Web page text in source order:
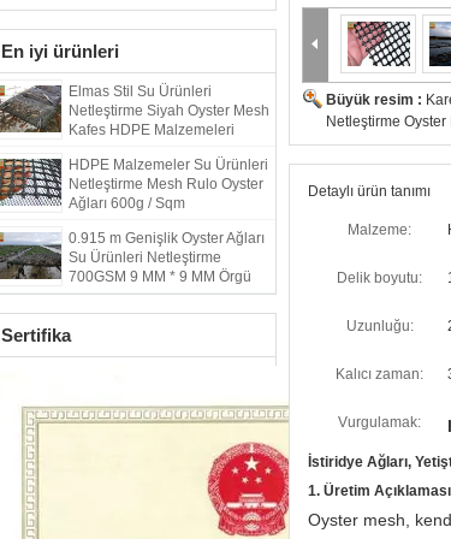
En iyi ürünleri
Elmas Stil Su Ürünleri
Netleştirme Siyah Oyster Mesh
Kafes HDPE Malzemeleri
HDPE Malzemeler Su Ürünleri
Netleştirme Mesh Rulo Oyster
Ağları 600g / Sqm
0.915 m Genişlik Oyster Ağları
Su Ürünleri Netleştirme
700GSM 9 MM * 9 MM Örgü
Boyutu
Sertifika
Büyük resim :
Netleştirme
Detaylı ürün tanımı
Malzeme:
Delik boyutu:
Uzunluğu:
Kalıcı zaman:
Vurgulamak:
İstiridye Ağları,
1. Üretim Açıklaması
Oyster mesh,